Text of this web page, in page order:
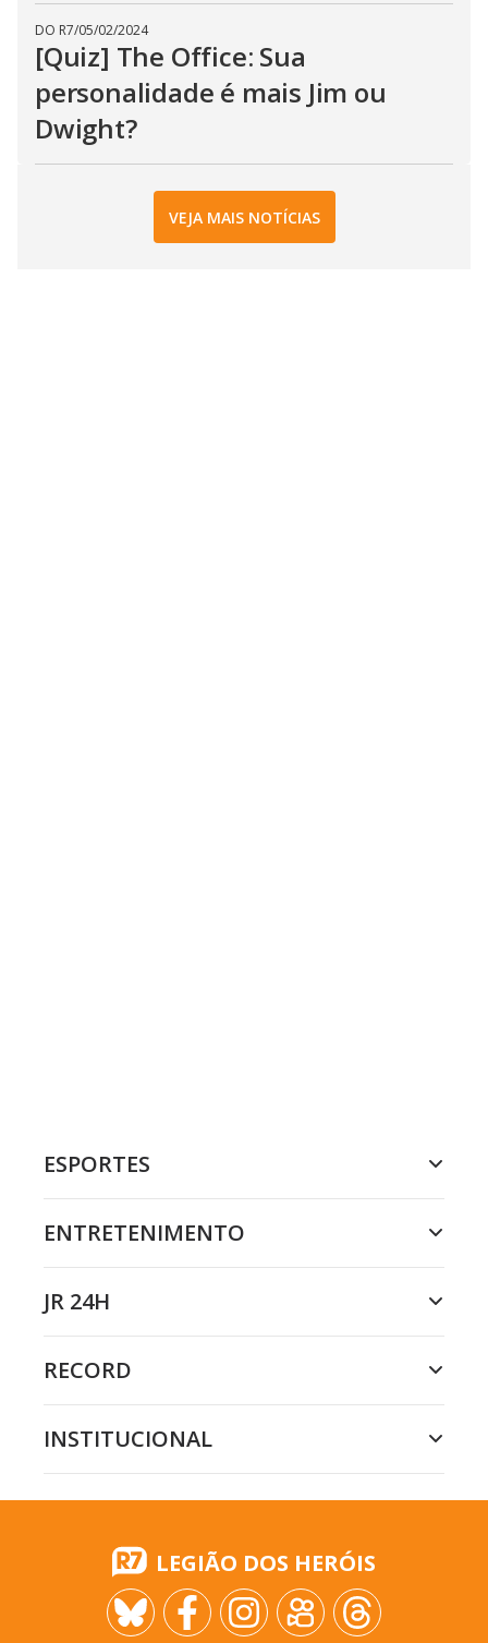
DO R7/05/02/2024
[Quiz] The Office: Sua
personalidade é mais Jim ou
Dwight?
VEJA MAIS NOTÍCIAS
ESPORTES
ENTRETENIMENTO
JR 24H
RECORD
INSTITUCIONAL
LEGIÃO DOS HERÓIS